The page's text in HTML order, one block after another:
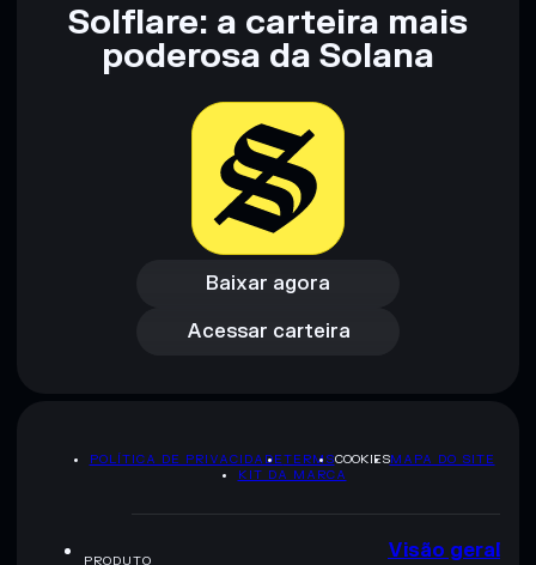
Solflare: a carteira mais
poderosa da Solana
Baixar agora
Baixar agora
Acessar carteira
Acessar carteira
POLÍTICA DE PRIVACIDADETERMSCOOKIESMAPA DO SITE
KIT DA MARCA
PRODUTO Visão geral